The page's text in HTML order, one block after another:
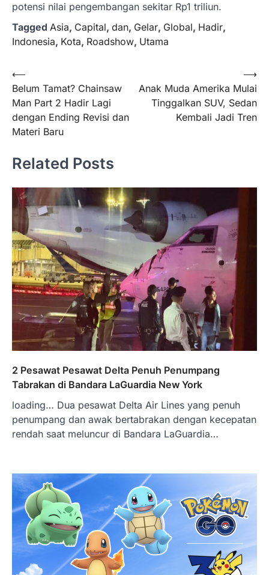
potensi nilai pengembangan sekitar Rp1 triliun.
Tagged Asia, Capital, dan, Gelar, Global, Hadir,
Indonesia, Kota, Roadshow, Utama
Navigasi
pos
⟵
Belum Tamat? Chainsaw
Man Part 2 Hadir Lagi
dengan Ending Revisi dan
Materi Baru
Anak Muda Amerika Mulai
Tinggalkan SUV, Sedan
Kembali Jadi Tren
⟶
Related Posts
2 Pesawat Pesawat Delta Penuh Penumpang
Tabrakan di Bandara LaGuardia New York
loading… Dua pesawat Delta Air Lines yang penuh
penumpang dan awak bertabrakan dengan kecepatan
rendah saat meluncur di Bandara LaGuardia…